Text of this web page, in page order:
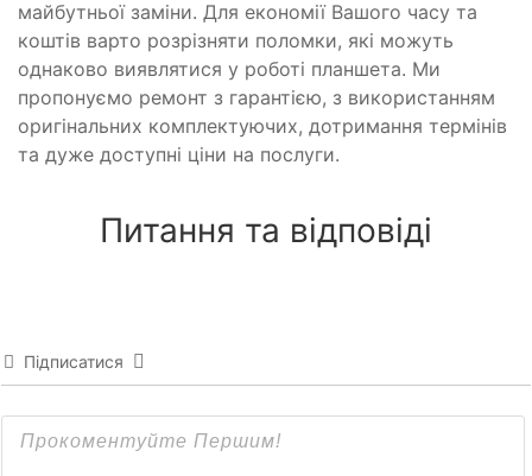
майбутньої заміни. Для економії Вашого часу та
коштів варто розрізняти поломки, які можуть
однаково виявлятися у роботі планшета. Ми
пропонуємо ремонт з гарантією, з використанням
оригінальних комплектуючих, дотримання термінів
та дуже доступні ціни на послуги.
Питання та відповіді
Підписатися